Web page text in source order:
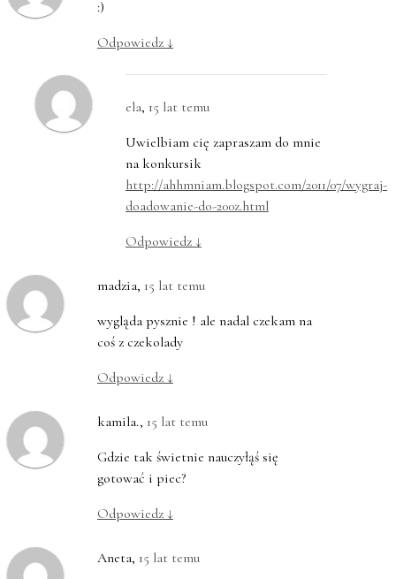
:)
Odpowiedz ↓
ela, 15 lat temu
Uwielbiam cię zapraszam do mnie
na konkursik
http://ahhmniam.blogspot.com/2011/07/wygraj-
doadowanie-do-200z.html
Odpowiedz ↓
madzia, 15 lat temu
wygląda pysznie ! ale nadal czekam na
coś z czekolady
Odpowiedz ↓
kamila., 15 lat temu
Gdzie tak świetnie nauczyłąś się
gotować i piec?
Odpowiedz ↓
Aneta, 15 lat temu